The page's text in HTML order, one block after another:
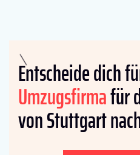
Entscheide dich
Umzugsfirmafür
von Stuttgart